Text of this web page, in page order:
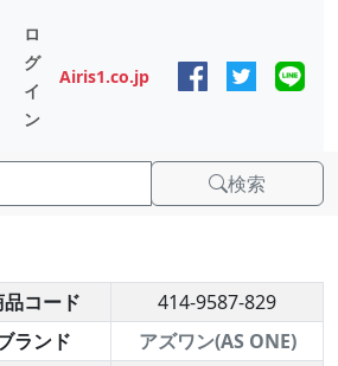
ロ
グ
イ
ン
Airis1.co.jp
検索
品コード
414-9587-829
ランド
アズワン(AS ONE)